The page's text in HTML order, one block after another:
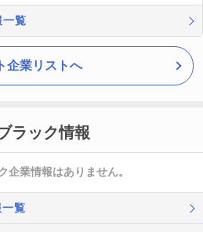
一覧
企業リストへ
ラック情報
企業情報はありません。
覧